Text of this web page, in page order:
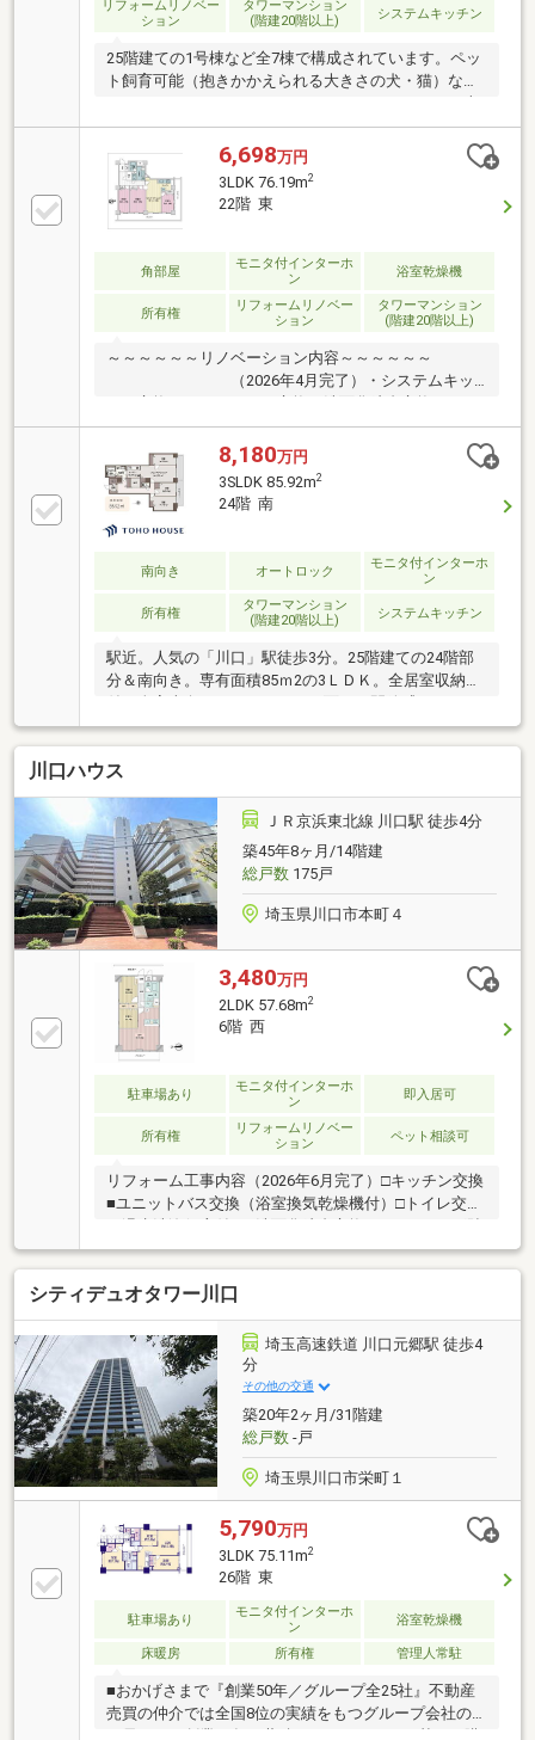
リフォームリノベー
ション
タワーマンション
(階建20階以上)
システムキッチン
25階建ての1号棟など全7棟で構成されています。ペッ
ト飼育可能（抱きかかえられる大きさの犬・猫）なマ
体設備も充実。エレベーターホールや外部廊下を中心
に住戸が取り囲むホテル形式のフロアプランとなって
います。駅前立地でこれだけの規模を誇ります。25階
建の16階部分・南向きにつき、陽当たり・眺望ともに
良好。専有面積は84.00平米とゆとりがあり、広々とし
放感にあふれています。各居室に収納があり、廊下部
分や玄関にも豊富な収納スペースを完備した機能的な
間取り。
6,698万円
3LDK 76.19m2
22階 東
角部屋
モニタ付インターホ
ン
浴室乾燥機
所有権
リフォームリノベー
ション
タワーマンション
(階建20階以上)
～～～～～～リノベーション内容～～～～～～
（2026年4月完了）・システムキッ
レ交換・洗濯機用防水パン交換・全室フローリング張
替・全室クロス張替・全建具交換・ヒーツ熱源機交
換 ・・等
8,180万円
3SLDK 85.92m2
24階 南
南向き オートロック
モニタ付インターホ
ン
所有権
タワーマンション
(階建20階以上)
システムキッチン
駅近。人気の「川口」駅徒歩3分。25階建ての24階部
分＆南向き。専有面積85ｍ2の3ＬＤＫ。全居室収納
2026年10月リフォーム完了。
川口ハウス
ＪＲ京浜東北線 川口駅 徒歩4分
築45年8ヶ月/14階建
総戸数175戸
埼玉県川口市本町４
3,480万円
2LDK 57.68m2
6階 西
駐車場あり
モニタ付インターホ
ン
即入居可
所有権
リフォームリノベー
ション
ペット相談可
リフォーム工事内容（2026年6月完了）□キッチン交換
■ユニットバス交換（浴室換気乾燥機付）□トイレ交換
替■クロス貼替□建具交換■給湯器交換等近隣施設●マル
エツ川口樹モール店まで徒歩2分（約120ｍ）〇西友川
口本町店まで徒歩3分（約200ｍ）●ファミリーマート
川口樹モール店まで徒歩3分（約220ｍ）〇ローソン樹
モールプラザ店まで徒歩3分（約230ｍ）●スギドラッ
グ川口栄町店まで徒歩2分（約160ｍ）〇ららテラス川
口まで徒歩5分（約400m）●川口市立本町小学校まで
徒歩7分（約530m）
シティデュオタワー川口
埼玉高速鉄道 川口元郷駅 徒歩4
分
その他の交通
築20年2ヶ月/31階建
総戸数-戸
埼玉県川口市栄町１
5,790万円
3LDK 75.11m2
26階 東
駐車場あり
モニタ付インターホ
ン
浴室乾燥機
床暖房 所有権 管理人常駐
■おかげさまで『創業50年／グループ全25社』不動産
売買の仲介では全国8位の実績をもつグループ会社の